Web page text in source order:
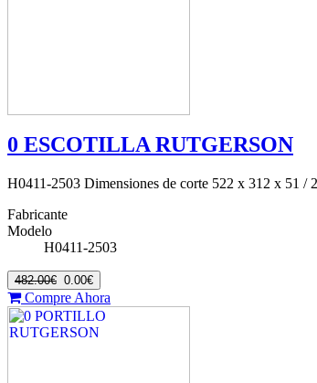
0 ESCOTILLA RUTGERSON
H0411-2503 Dimensiones de corte 522 x 312 x 51 /
Fabricante
Modelo
H0411-2503
482.00€ 0.00€
Compre Ahora